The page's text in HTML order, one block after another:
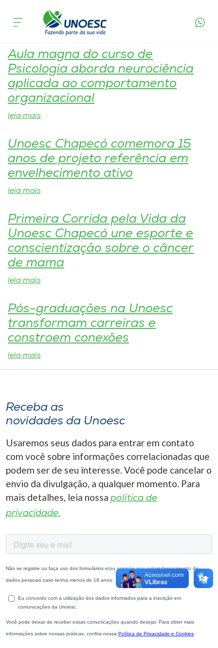
Cursos
Onde estamos
Pesquisa
Atendimento ao Estudante
Portal de Ensino
A
Internacionalização
I.nova
Diplomados
CPA
Biblioteca
Rádio
Museu
Unoesc
Store
o idioma
A+
Tag: Ensino
Aula magna do curso de
Psicologia aborda neurociência
aplicada ao comportamento
organizacional
leia mais
Unoesc Chapecó comemora 15
anos de projeto referência em
envelhecimento ativo
leia mais
Primeira Corrida pela Vida da
Unoesc Chapecó une esporte e
conscientização sobre o câncer
de mama
leia mais
Pós-graduações na Unoesc
transformam carreiras e
constroem conexões
leia mais
Receba as
novidades da Unoesc
Usaremos seus dados para entrar em contato
com você sobre informações correlacionadas que
podem ser de seu interesse. Você pode cancelar o
envio da divulgação, a qualquer momento. Para
mais detalhes, leia nossa política de
privacidade.